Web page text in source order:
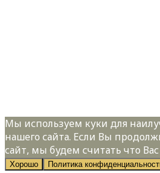
Мы используем куки для
нашего сайта. Если Вы
сайт, мы будем считать что Вас
Хорошо Политика